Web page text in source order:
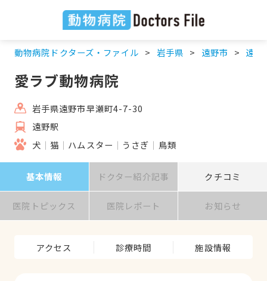
動物病院ドクターズ・ファイル 岩手県 遠野市 遠野
愛ラブ動物病院
岩手県遠野市早瀬町4-7-30
遠野駅
犬
猫 ハムスター うさぎ 鳥類
基本情報 ドクター紹介記事 クチコミ
医院トピックス 医院レポート お知らせ
アクセス 診療時間 施設情報